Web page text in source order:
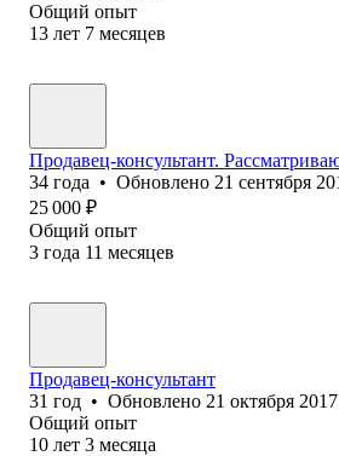
Общий опыт
13 лет 7 месяцев
Продавец-консультант.
34 года • Обновлено 21 сентября
25 000 ₽
Общий опыт
3 года 11 месяцев
Продавец-к‎онсультант
31 год • Обновлено 21 октября 2017
Общий опыт
10 лет 3 месяца